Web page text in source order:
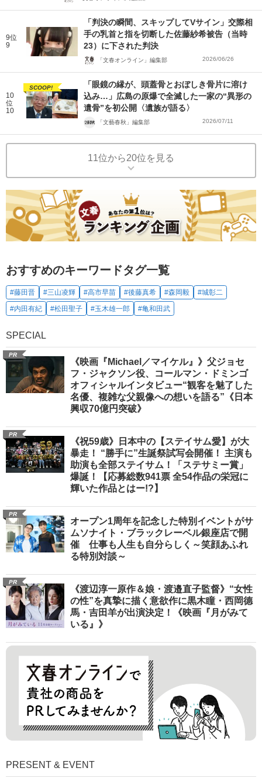
9位
9
「判決の瞬間、スキップしてVサイン」交際相
手の乳首と指を切断した佐藤紗希被告（当時
23）に下された判決
「文春オンライン」編集部 2026/06/26
10
位
10
SCOOP!
「眼鏡の縁が、頭蓋骨とおぼしき骨片に溶け
込み…」広島の原爆で全滅した一家の“異形の
遺骨”を初公開〈遺族が語る〉
「文藝春秋」編集部 2026/07/11
11位から20位を見る
おすすめのキーワードタグ一覧
#藤田晋 #三山凌輝 #高市早苗 #後藤真希 #森岡毅
#城彰二
#内田有紀
#松田聖子 #玉木雄一郎 #亀和田武
SPECIAL
PR
《映画『Michael／マイケル』》父ジョセ
フ・ジャクソン役、コールマン・ドミンゴ
オフィシャルインタビュー“観客を魅了した
名優、複雑な父親像への想いを語る”《日本
興収70億円突破》
PR
《祝59歳》日本中の【ステイサム愛】が大
暴走！ “勝手に”生誕祭試写会開催！ 主演も
助演も全部ステイサム！「ステサミー賞」
爆誕！【応募総数941票 全54作品の栄冠に
輝いた作品とはー!?】
PR
オープン1周年を記念した特別イベントがサ
ムソナイト・ブラックレーベル銀座店で開
催 仕事も人生も自分らしく～笑顔あふれ
る特別対談～
PR
《渡辺淳一原作＆娘・渡邉直子監督》“女性
の性”を真摯に描く意欲作に黒木瞳・西岡德
馬・吉田羊が出演決定！《映画『月がみて
いる』》
PRESENT & EVENT